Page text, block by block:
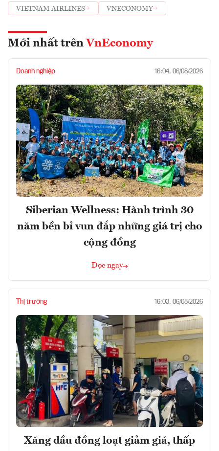
VIETNAM AIRLINES VNECONOMY
Mới nhất trên VnEconomy
Doanh nghiệp 16:04, 06/08/2026
Siberian Wellness: Hành trình 30
năm bền bỉ vun đắp những giá trị cho
cộng đồng
Đọc ngay
Thị trường 16:03, 06/08/2026
Xăng dầu đồng loạt giảm giá, thấp